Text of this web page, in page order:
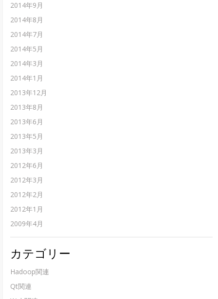
2014年9月
2014年8月
2014年7月
2014年5月
2014年3月
2014年1月
2013年12月
2013年8月
2013年6月
2013年5月
2013年3月
2012年6月
2012年3月
2012年2月
2012年1月
2009年4月
カテゴリー
Hadoop関連
Qt関連